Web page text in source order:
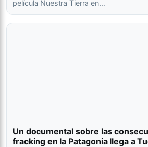
película Nuestra Tierra en…
Un documental sobre las
fracking en la Patagonia llega a